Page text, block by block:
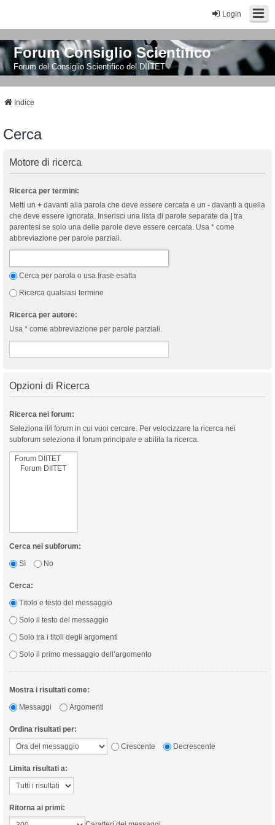
Login
Forum Consiglio Scientifico
Forum del Consiglio Scientifico del DIITET
Indice
Cerca
Motore di ricerca
Ricerca per termini:
Metti un + davanti alla parola che deve essere cercata e un - davanti a quella
che deve essere ignorata. Inserisci una lista di parole separate da
tra
parentesi se solo una delle parole deve essere cercata. Usa * come
abbreviazione per parole parziali.
Cerca per parola o usa frase esatta
Ricerca qualsiasi termine
Ricerca per autore:
Usa * come abbreviazione per parole parziali.
Opzioni di Ricerca
Ricerca nei forum:
Seleziona il/i forum in cui vuoi cercare. Per velocizzare la ricerca nei
subforum seleziona il forum principale e abilita la ricerca.
Cerca nei subforum:
Sì
No
Cerca:
Titolo e testo del messaggio
Solo il testo del messaggio
Solo tra i titoli degli argomenti
Solo il primo messaggio dell’argomento
Mostra i risultati come:
Messaggi
Argomenti
Ordina risultati per:
Crescente
Decrescente
Limita risultati a:
Ritorna ai primi: